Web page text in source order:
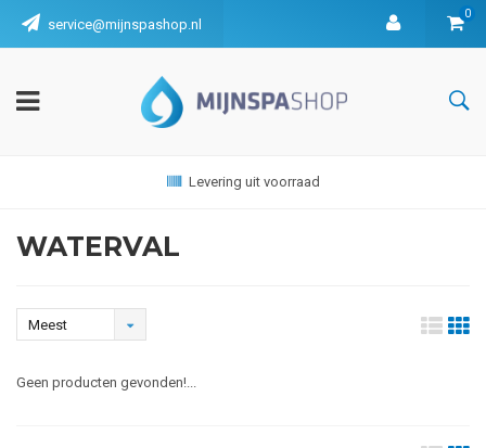
service@mijnspashop.nl
0
Levering uit voorraad
WATERVAL
Meest
Geen producten gevonden!...